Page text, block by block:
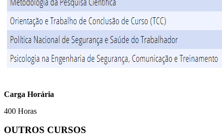
Carga Horária
400 Horas
OUTROS CURSOS